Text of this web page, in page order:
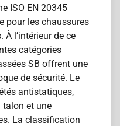
ISO EN 20345
pour les chaussures
l’intérieur de ce
catégories
SB offrent une
de sécurité. Le
antistatiques,
talon et une
La classification